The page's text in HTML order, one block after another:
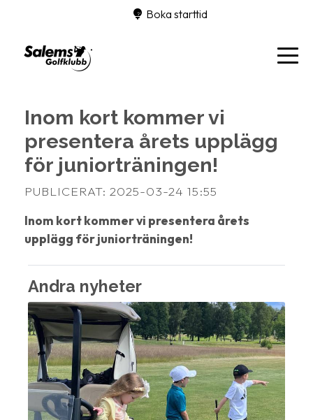
Boka starttid
Inom kort kommer vi
presentera årets upplägg
för juniorträningen!
PUBLICERAT: 2025-03-24 15:55
Inom kort kommer vi presentera årets
upplägg för juniorträningen!
Andra nyheter